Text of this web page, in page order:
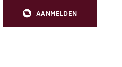
AANMELDEN